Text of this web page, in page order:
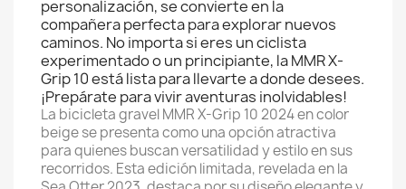
personalización, se convierte en la
compañera perfecta para explorar nuevos
caminos. No importa si eres un ciclista
experimentado o un principiante, la MMR X-
Grip 10 está lista para llevarte a donde desees.
¡Prepárate para vivir aventuras inolvidables!
La bicicleta gravel MMR X-Grip 10 2024 en color
beige se presenta como una opción atractiva
para quienes buscan versatilidad y estilo en sus
recorridos. Esta edición limitada, revelada en la